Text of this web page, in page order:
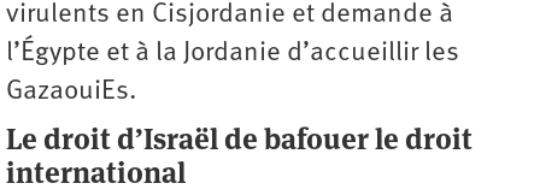
virulents en Cisjordanie et demande à
l’Égypte et à la Jordanie d’accueillir les
GazaouiEs.
Le droit d’Israël de bafouer le droit
international